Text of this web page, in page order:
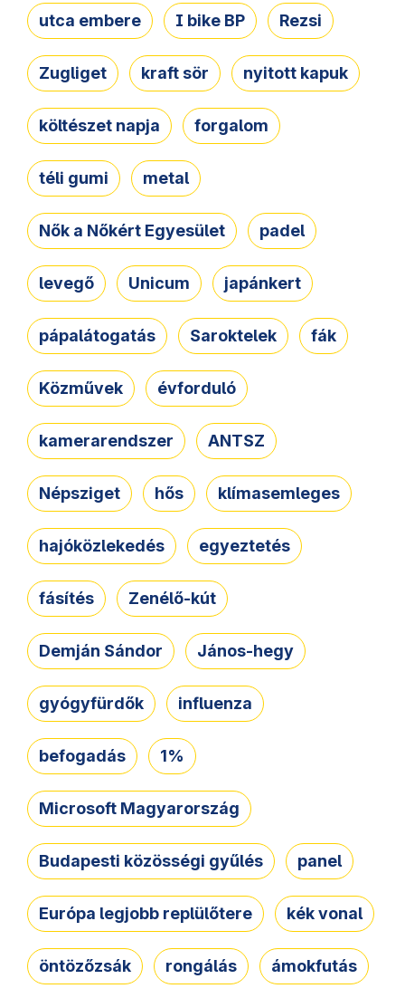
utca embere I bike BP Rezsi
Zugliget kraft sör nyitott kapuk
költészet napja forgalom
téli gumi metal
Nők a Nőkért Egyesület padel
levegő Unicum japánkert
pápalátogatás Saroktelek fák
Közművek évforduló
kamerarendszer ANTSZ
Népsziget hős klímasemleges
hajóközlekedés egyeztetés
fásítés Zenélő-kút
Demján Sándor János-hegy
gyógyfürdők influenza
befogadás 1%
Microsoft Magyarország
Budapesti közösségi gyűlés panel
Európa legjobb replülőtere kék vonal
öntözőzsák rongálás ámokfutás